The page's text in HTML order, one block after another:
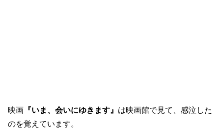
映画 『いま、会いにゆきます』 は映画館で見て、感泣した
のを覚えています。